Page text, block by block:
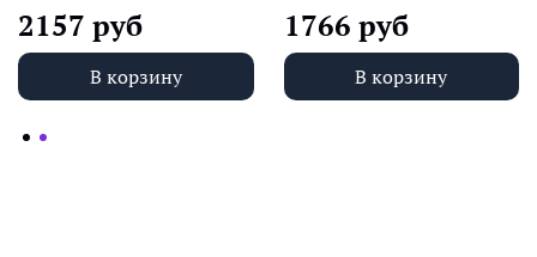
2157 руб
В корзину
1766 руб
В корзину